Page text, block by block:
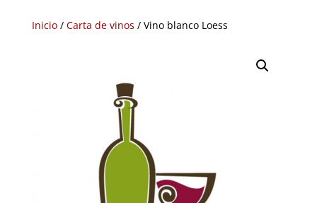
Inicio/ Carta de vinos / Vino blanco Loess